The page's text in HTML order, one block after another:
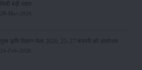
मिली बड़ी राहत
28-Mar-2026
पूसा कृषि विज्ञान मेला 2026: 25–27 फरवरी को आयोजन
24-Feb-2026